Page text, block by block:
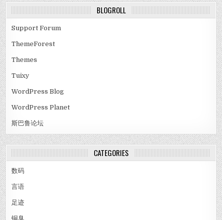
BLOGROLL
Support Forum
ThemeForest
Themes
Tuixy
WordPress Blog
WordPress Planet
斯巴鲁论坛
CATEGORIES
数码
言语
足迹
铜臭